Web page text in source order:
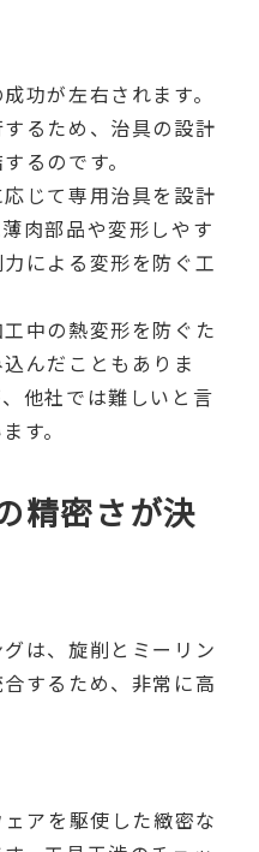
功が左右されます。
るため、治具の設計
るのです。
じて専用治具を設計
肉部品や変形しやす
による変形を防ぐ工
中の熱変形を防ぐた
んだこともありま
他社では難しいと言
す。
精密さが決
は、旋削とミーリン
するため、非常に高
アを駆使した緻密な